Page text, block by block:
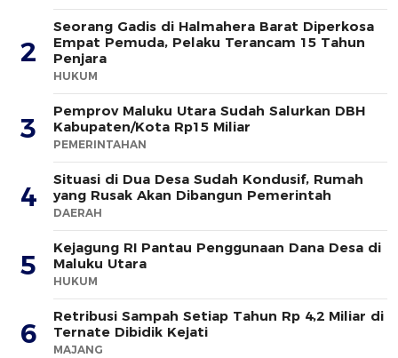
2
Seorang Gadis di Halmahera Barat Diperkosa
Empat Pemuda, Pelaku Terancam 15 Tahun
Penjara
HUKUM
3
Pemprov Maluku Utara Sudah Salurkan DBH
Kabupaten/Kota Rp15 Miliar
PEMERINTAHAN
4
Situasi di Dua Desa Sudah Kondusif, Rumah
yang Rusak Akan Dibangun Pemerintah
DAERAH
5
Kejagung RI Pantau Penggunaan Dana Desa di
Maluku Utara
HUKUM
6
Retribusi Sampah Setiap Tahun Rp 4,2 Miliar di
Ternate Dibidik Kejati
MAJANG